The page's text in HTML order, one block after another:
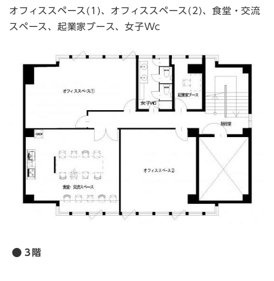
オフィススペース(1)、オフィススペース(2)、食堂・交流
スペース、起業家ブース、女子Wc
3階